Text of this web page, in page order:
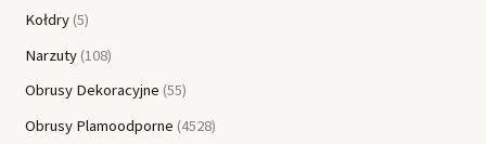
Kołdry 5
Narzuty 108
Obrusy Dekoracyjne 55
Obrusy Plamoodporne 4528